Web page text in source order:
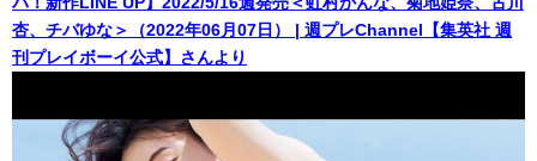
杏、チバゆな＞（2022年06月07日） | 週プレChannel【集英社 週
刊プレイボーイ公式】さんより